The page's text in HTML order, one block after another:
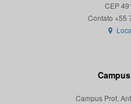
CEP
Campus Prof.